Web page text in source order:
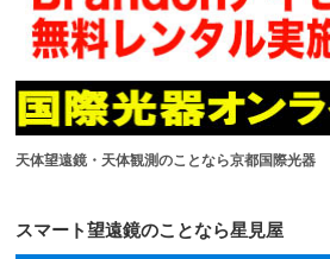
天体望遠鏡・天体観測のことなら京都国際光器
スマート望遠鏡のことなら星見屋